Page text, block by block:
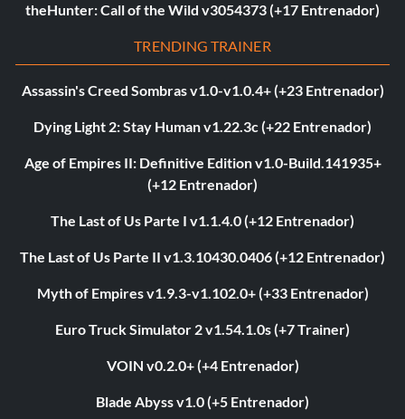
theHunter: Call of the Wild v3054373 (+17 Entrenador)
TRENDING TRAINER
Assassin's Creed Sombras v1.0-v1.0.4+ (+23 Entrenador)
Dying Light 2: Stay Human v1.22.3c (+22 Entrenador)
Age of Empires II: Definitive Edition v1.0-Build.141935+
(+12 Entrenador)
The Last of Us Parte I v1.1.4.0 (+12 Entrenador)
The Last of Us Parte II v1.3.10430.0406 (+12 Entrenador)
Myth of Empires v1.9.3-v1.102.0+ (+33 Entrenador)
Euro Truck Simulator 2 v1.54.1.0s (+7 Trainer)
VOIN v0.2.0+ (+4 Entrenador)
Blade Abyss v1.0 (+5 Entrenador)